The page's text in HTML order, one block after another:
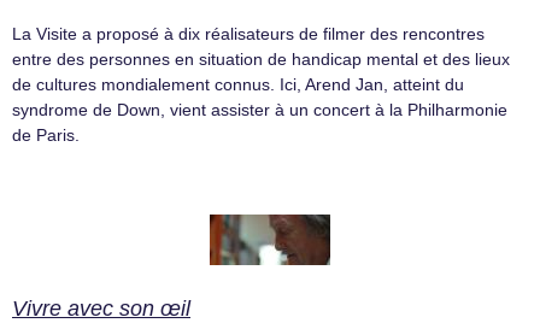
La Visite a proposé à dix réalisateurs de filmer des rencontres
entre des personnes en situation de handicap mental et des lieux
de cultures mondialement connus. Ici, Arend Jan, atteint du
syndrome de Down, vient assister à un concert à la Philharmonie
de Paris.
Vivre avec son œil